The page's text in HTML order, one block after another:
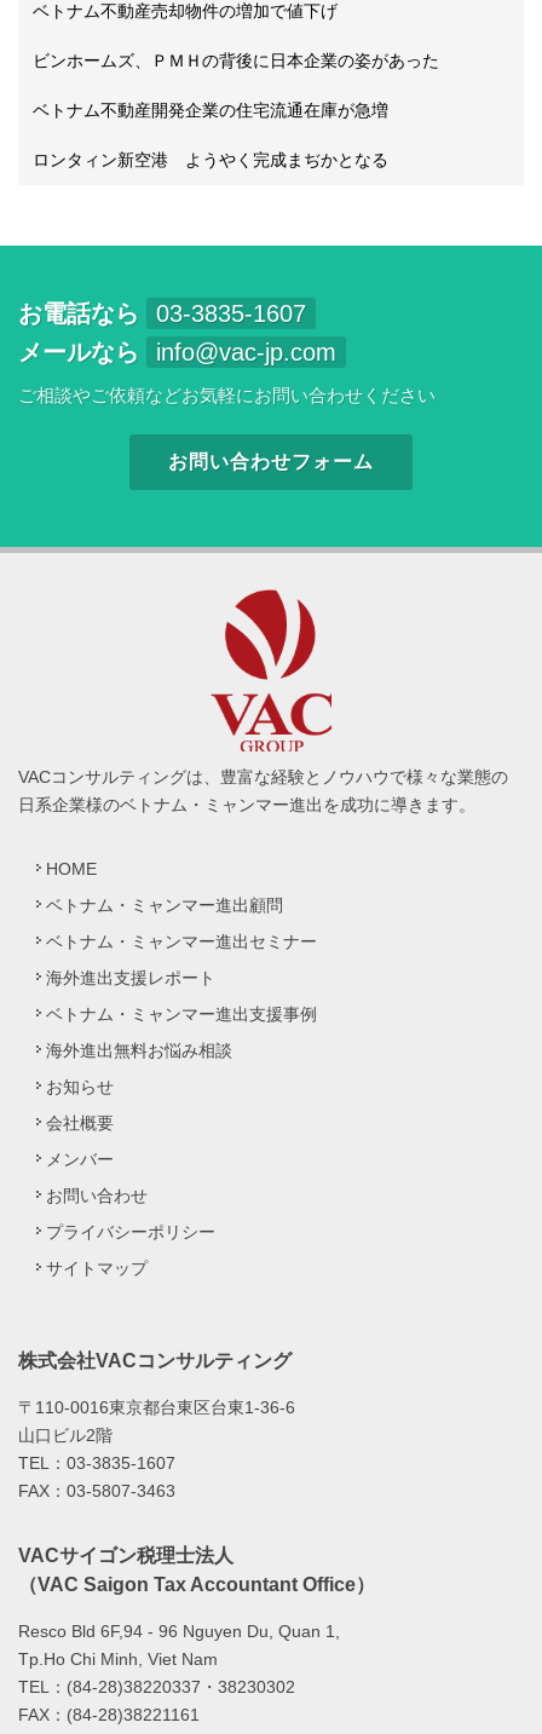
ベトナム不動産売却物件の増加で値下げ
ビンホームズ、ＰＭＨの背後に日本企業の姿があった
ベトナム不動産開発企業の住宅流通在庫が急増
ロンタィン新空港 ようやく完成まぢかとなる
お電話なら
03-3835-1607
メールなら
info@vac-jp.com
ご相談やご依頼などお気軽にお問い合わせください
お問い合わせフォーム
VACコンサルティングは、豊富な経験とノウハウで様々な業態の
日系企業様のベトナム・ミャンマー進出を成功に導きます。
HOME
ベトナム・ミャンマー進出顧問
ベトナム・ミャンマー進出セミナー
海外進出支援レポート
ベトナム・ミャンマー進出支援事例
海外進出無料お悩み相談
お知らせ
会社概要
メンバー
お問い合わせ
プライバシーポリシー
サイトマップ
株式会社VACコンサルティング
〒110-0016東京都台東区台東1-36-6
山口ビル2階
TEL：03-3835-1607
FAX：03-5807-3463
VACサイゴン税理士法人
（VAC Saigon Tax Accountant Office）
Resco Bld 6F,94 - 96 Nguyen Du, Quan 1,
Tp.Ho Chi Minh, Viet Nam
TEL：(84-28)38220337・38230302
FAX：(84-28)38221161